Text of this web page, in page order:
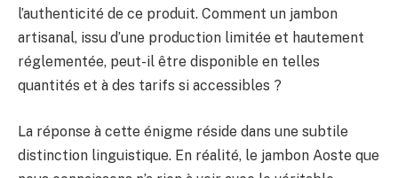
l’authenticité de ce produit. Comment un jambon
artisanal, issu d’une production limitée et hautement
réglementée, peut-il être disponible en telles
quantités et à des tarifs si accessibles ?
La réponse à cette énigme réside dans une subtile
distinction linguistique. En réalité, le jambon Aoste que